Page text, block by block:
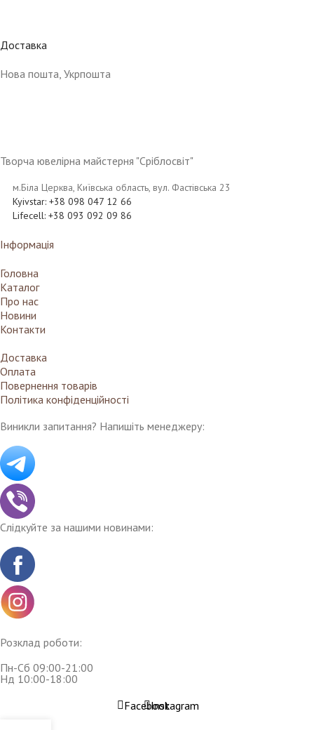
Доставка
Нова пошта, Укрпошта
Творча ювелірна майстерня "Сріблосвіт"
м.Біла Церква, Київська область, вул. Фастівська 23
Kyivstar: +38 098 047 12 66
Lifecell: +38 093 092 09 86
Інформація
Головна
Каталог
Про нас
Новини
Контакти
Доставка
Оплата
Повернення товарів
Політика конфіденційності
Виникли запитання? Напишіть менеджеру:
Слідкуйте за нашими новинами:
Розклад роботи:
Пн-Сб 09:00-21:00
Нд 10:00-18:00
FacebookInstagram